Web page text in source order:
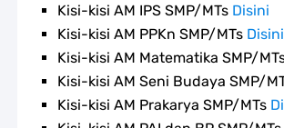
Kisi-kisi AM IPS SMP/MTs Disini
Kisi-kisi AM PPKn SMP/MTs Disini
Kisi-kisi AM Matematika SMP/
Kisi-kisi AM Seni Budaya SMP/
Kisi-kisi AM Prakarya SMP/MTs